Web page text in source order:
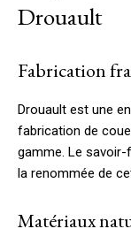
Drouault
Fabrication
Drouault est une
fabrication de
gamme. Le savoir-
la renommée de
Matériaux